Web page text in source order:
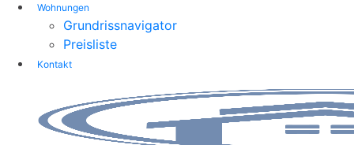
Wohnungen
Grundrissnavigator
Preisliste
Kontakt